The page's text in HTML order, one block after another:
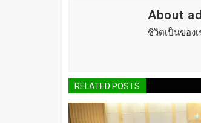
About
ชีวิตเป็นของ
RELATED POSTS